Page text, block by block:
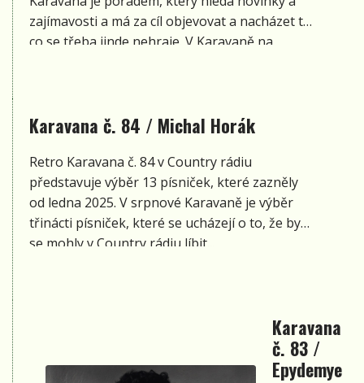
zajímavosti a má za cíl objevovat a nacházet to,
co se třeba jinde nehraje. V Karavaně na
Karavana č. 84 / Michal Horák
Retro Karavana č. 84 v Country rádiu
představuje výběr 13 písniček, které zazněly
od ledna 2025. V srpnové Karavaně je výběr
třinácti písniček, které se ucházejí o to, že by
se mohly v Country rádiu líbit...
Karavana
č. 83 /
Epydemye